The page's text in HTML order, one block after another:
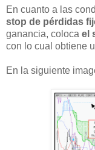
En cuanto a las
stop de pérdidas
ganancia, coloca el
con lo cual obtiene
En la siguiente